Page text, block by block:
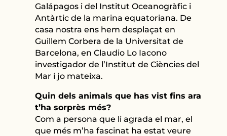
Galápagos i del Institut Oceanogràfic i
Antàrtic de la marina equatoriana. De
casa nostra ens hem desplaçat en
Guillem Corbera de la Universitat de
Barcelona, en Claudio Lo Iacono
investigador de l’Institut de Ciències del
Mar i jo mateixa.
Quin dels animals que has vist fins ara
t’ha sorprès més?
Com a persona que li agrada el mar, el
que més m’ha fascinat ha estat veure